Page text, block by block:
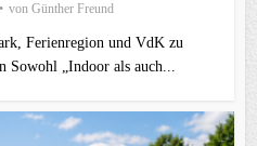
von Günther Freund
Ferienregion und VdK zu
Sowohl „Indoor als auch...